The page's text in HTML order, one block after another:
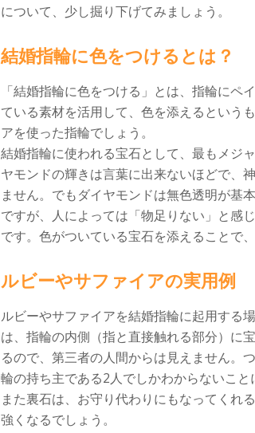
について、少し掘り下げてみましょう。
結婚指輪に色をつけるとは？
「結婚指輪に色をつける」とは、指輪に
ている素材を活用して、色を添えるという
アを使った指輪でしょう。
結婚指輪に使われる宝石として、最もメジ
ヤモンドの輝きは言葉に出来ないほどで、
ません。でもダイヤモンドは無色透明が基
ですが、人によっては「物足りない」と感
です。色がついている宝石を添えることで
ルビーやサファイアの実用例
ルビーやサファイアを結婚指輪に起用する
は、指輪の内側（指と直接触れる部分）に
るので、第三者の人間からは見えません。
輪の持ち主である2人でしかわからないこと
また裏石は、お守り代わりにもなってくれ
強くなるでしょう。